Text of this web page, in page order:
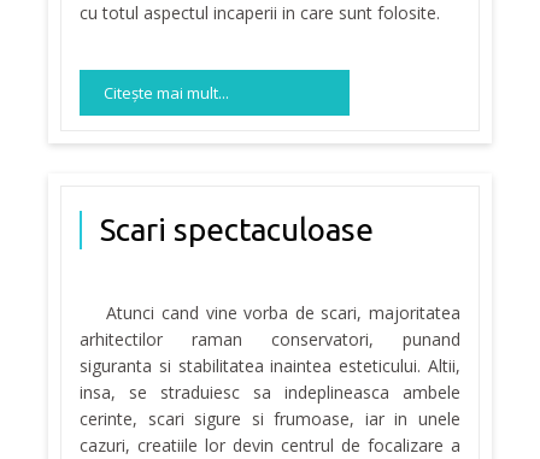
cu totul aspectul incaperii in care sunt folosite.
Citeşte mai mult...
Scari spectaculoase
Atunci cand vine vorba de scari, majoritatea
arhitectilor raman conservatori, punand
siguranta si stabilitatea inaintea esteticului. Altii,
insa, se straduiesc sa indeplineasca ambele
cerinte, scari sigure si frumoase, iar in unele
cazuri, creatiile lor devin centrul de focalizare a